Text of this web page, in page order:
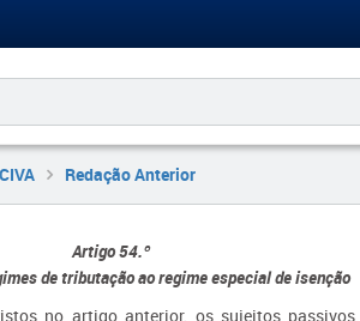
CIVA Redação Anterior
Artigo 54.º
de tributação ao regime especial de isenção
no artigo anterior, os sujeitos